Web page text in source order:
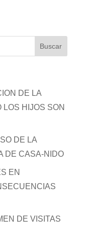
DE LA
HIJOS SON
DE LA
DE CASA-NIDO
EN
DE VISITAS